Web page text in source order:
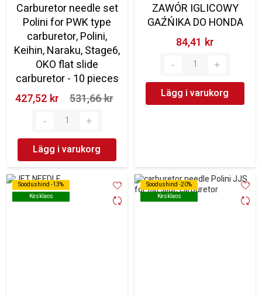
Carburetor needle set
Polini for PWK type
carburetor, Polini,
Keihin, Naraku, Stage6,
OKO flat slide
carburetor - 10 pieces
427,52 kr‎
531,66 kr‎
Lägg i varukorg
ZAWÓR IGLICOWY
GAŹŃIKA DO HONDA
84,41 kr‎
Lägg i varukorg
Soodushind -13%
Kesklaos
Soodushind -13%
Kesklaos
Soodushind -20%
Kesklaos
Soodushind -20%
Kesklaos